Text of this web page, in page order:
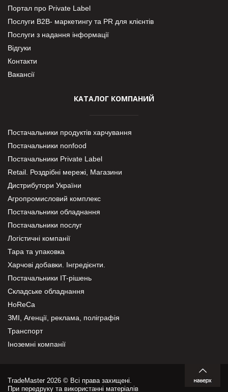
Портал про Private Label
Послуги В2В- маркетингу та PR для клієнтів
Послуги з надання інформації
Відгуки
Контакти
Вакансії
КАТАЛОГ КОМПАНИЙ
Постачальники продуктів харчування
Постачальники nonfood
Постачальники Private Label
Retail. Роздрібні мережі, Магазини
Дистрибутори України
Агропромисловий комплекс
Постачальники обладнання
Постачальники послуг
Логістичні компанії
Тара та упаковка
Харчові добавки. Інгредієнти.
Постачальники IT-рішень
Складське обладнання
HoReCa
ЗМІ, Агенції, реклама, поліграфія
Транспорт
Іноземні компанії
TradeMaster 2026 © Всі права захищені.
При передруку та використанні матеріалів